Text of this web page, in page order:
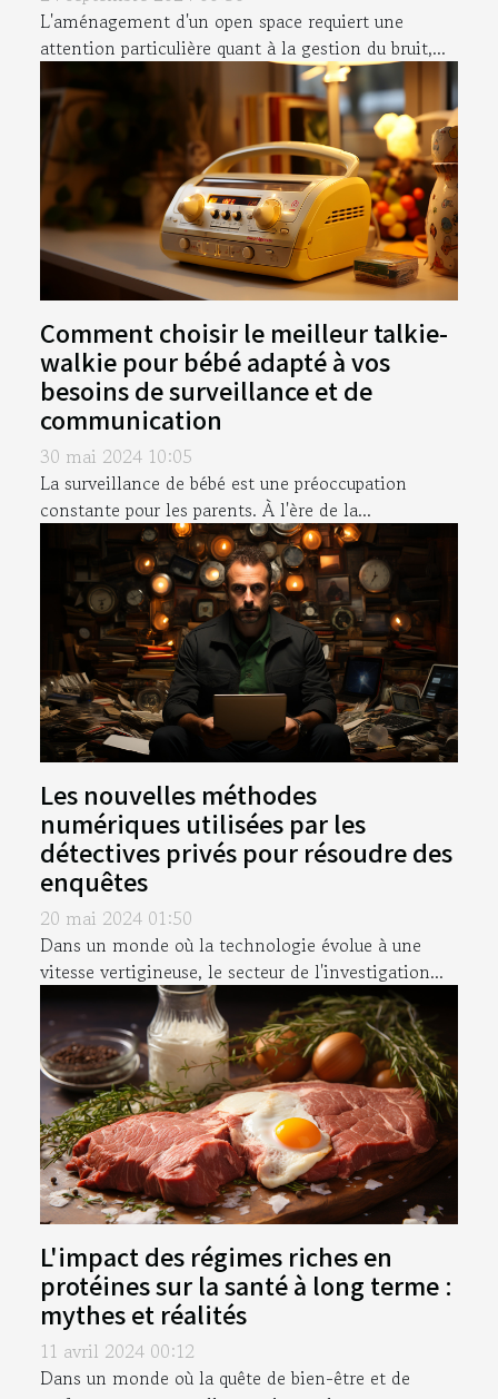
L'aménagement d'un open space requiert une
attention particulière quant à la gestion du bruit,...
Comment choisir le meilleur talkie-
walkie pour bébé adapté à vos
besoins de surveillance et de
communication
30 mai 2024 10:05
La surveillance de bébé est une préoccupation
constante pour les parents. À l'ère de la...
Les nouvelles méthodes
numériques utilisées par les
détectives privés pour résoudre des
enquêtes
20 mai 2024 01:50
Dans un monde où la technologie évolue à une
vitesse vertigineuse, le secteur de l'investigation...
L'impact des régimes riches en
protéines sur la santé à long terme :
mythes et réalités
11 avril 2024 00:12
Dans un monde où la quête de bien-être et de